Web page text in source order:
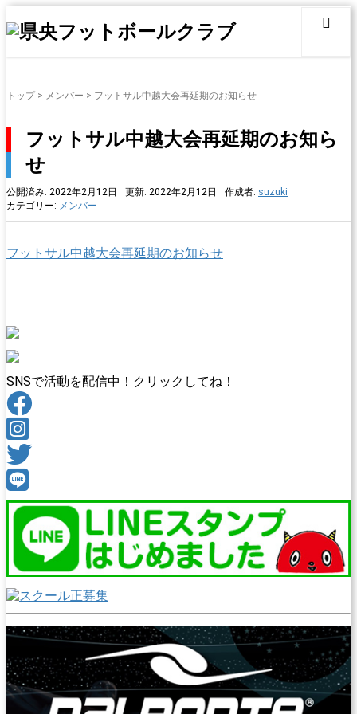
トップ> メンバー > フットサル中越大会再延期のお知らせ
フットサル中越大会再延期のお知ら
せ
公開済み: 2022年2月12日 更新: 2022年2月12日 作成者: suzuki
カテゴリー: メンバー
フットサル中越大会再延期のお知らせ
SNSで活動を配信中！クリックしてね！